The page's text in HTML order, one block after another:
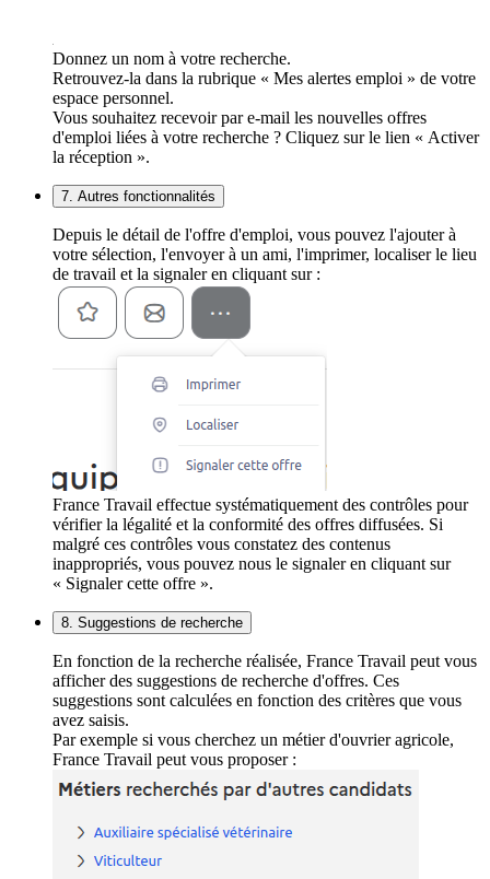
Donnez un nom à votre recherche.
Retrouvez-la dans la rubrique « Mes alertes emploi » de votre
espace personnel.
Vous souhaitez recevoir par e-mail les nouvelles offres
d'emploi liées à votre recherche ? Cliquez sur le lien « Activer
la réception ».
7. Autres fonctionnalités
Depuis le détail de l'offre d'emploi, vous pouvez l'ajouter à
votre sélection, l'envoyer à un ami, l'imprimer, localiser le lieu
de travail et la signaler en cliquant sur :
France Travail effectue systématiquement des contrôles pour
vérifier la légalité et la conformité des offres diffusées. Si
malgré ces contrôles vous constatez des contenus
inappropriés, vous pouvez nous le signaler en cliquant sur
« Signaler cette offre ».
8. Suggestions de recherche
En fonction de la recherche réalisée, France Travail peut vous
afficher des suggestions de recherche d'offres. Ces
suggestions sont calculées en fonction des critères que vous
avez saisis.
Par exemple si vous cherchez un métier d'ouvrier agricole,
France Travail peut vous proposer :